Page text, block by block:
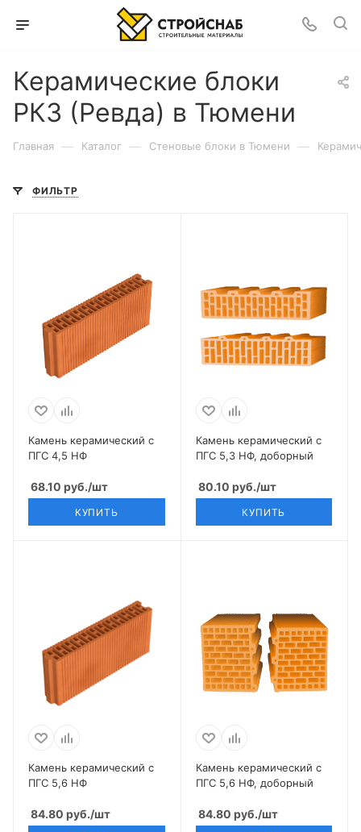
Керамические блоки
РКЗ (Ревда) в Тюмени
Главная — Каталог — Cтеновые блоки в Тюмени —
ФИЛЬТР
Камень керамический с
ПГС 4,5 НФ
68.10 руб./шт
КУПИТЬ
Камень керамический с
ПГС 5,3 НФ, доборный
80.10 руб./шт
КУПИТЬ
Камень керамический с
ПГС 5,6 НФ
84.80 руб./шт
Камень керамический с
ПГС 5,6 НФ, доборный
84.80 руб./шт